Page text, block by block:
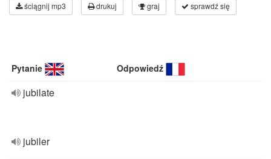
ściągnij mp3 drukuj graj sprawdź się
Pytanie Odpowiedź
jubilate
jubiler